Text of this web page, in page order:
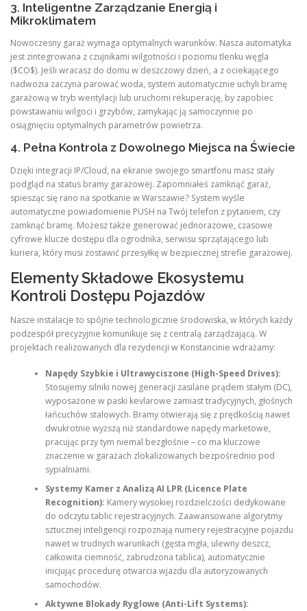
3. Inteligentne Zarządzanie Energią i
Mikroklimatem
Nowoczesny garaż wymaga optymalnych warunków. Nasza automatyka
jest zintegrowana z czujnikami wilgotności i poziomu tlenku węgla
($CO$). Jeśli wracasz do domu w deszczowy dzień, a z ociekającego
nadwozia zaczyna parować woda, system automatycznie uchyli bramę
garażową w tryb wentylacji lub uruchomi rekuperację, by zapobiec
powstawaniu wilgoci i grzybów, zamykając ją samoczynnie po
osiągnięciu optymalnych parametrów powietrza.
4. Pełna Kontrola z Dowolnego Miejsca na Świecie
Dzięki integracji IP/Cloud, na ekranie swojego smartfonu masz stały
podgląd na status bramy garażowej. Zapomniałeś zamknąć garaż,
spiesząc się rano na spotkanie w Warszawie? System wyśle
automatyczne powiadomienie PUSH na Twój telefon z pytaniem, czy
zamknąć bramę. Możesz także generować jednorazowe, czasowe
cyfrowe klucze dostępu dla ogrodnika, serwisu sprzątającego lub
kuriera, który musi zostawić przesyłkę w bezpiecznej strefie garażowej.
Elementy Składowe Ekosystemu
Kontroli Dostępu Pojazdów
Nasze instalacje to spójne technologicznie środowiska, w których każdy
podzespół precyzyjnie komunikuje się z centralą zarządzającą. W
projektach realizowanych dla rezydencji w Konstancinie wdrażamy:
Napędy Szybkie i Ultrawyciszone (High-Speed Drives):
Stosujemy silniki nowej generacji zasilane prądem stałym (DC),
wyposażone w paski kevlarowe zamiast tradycyjnych, głośnych
łańcuchów stalowych. Bramy otwierają się z prędkością nawet
dwukrotnie wyższą niż standardowe napędy marketowe,
pracując przy tym niemal bezgłośnie – co ma kluczowe
znaczenie w garażach zlokalizowanych bezpośrednio pod
sypialniami.
Systemy Kamer z Analizą AI LPR (Licence Plate
Recognition): Kamery wysokiej rozdzielczości dedykowane
do odczytu tablic rejestracyjnych. Zaawansowane algorytmy
sztucznej inteligencji rozpoznają numery rejestracyjne pojazdu
nawet w trudnych warunkach (gęsta mgła, ulewny deszcz,
całkowita ciemność, zabrudzona tablica), automatycznie
inicjując procedurę otwarcia wjazdu dla autoryzowanych
samochodów.
Aktywne Blokady Ryglowe (Anti-Lift Systems):